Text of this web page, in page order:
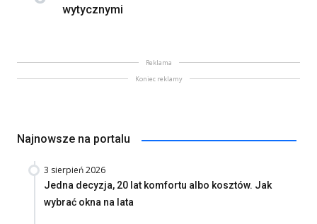
wytycznymi
Reklama
Koniec reklamy
Najnowsze na portalu
3 sierpień 2026
Jedna decyzja, 20 lat komfortu albo kosztów. Jak
wybrać okna na lata